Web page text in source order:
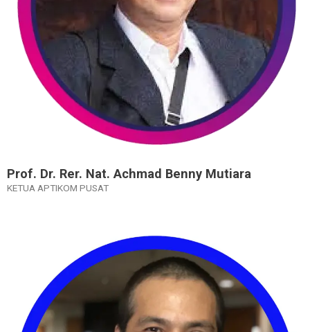
Prof. Dr. Rer. Nat. Achmad Benny Mutiara​
KETUA APTIKOM PUSAT